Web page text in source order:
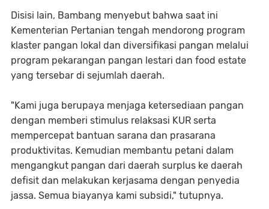
Disisi lain, Bambang menyebut bahwa saat ini
Kementerian Pertanian tengah mendorong program
klaster pangan lokal dan diversifikasi pangan melalui
program pekarangan pangan lestari dan food estate
yang tersebar di sejumlah daerah.
"Kami juga berupaya menjaga ketersediaan pangan
dengan memberi stimulus relaksasi KUR serta
mempercepat bantuan sarana dan prasarana
produktivitas. Kemudian membantu petani dalam
mengangkut pangan dari daerah surplus ke daerah
defisit dan melakukan kerjasama dengan penyedia
jassa. Semua biayanya kami subsidi," tutupnya.